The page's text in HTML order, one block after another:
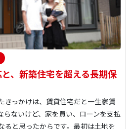
、新築住宅を超える長期保
きっかけは、賃貸住宅だと一生家賃
らないけど、家を買い、ローンを支払
ると思ったからです。最初は土地を